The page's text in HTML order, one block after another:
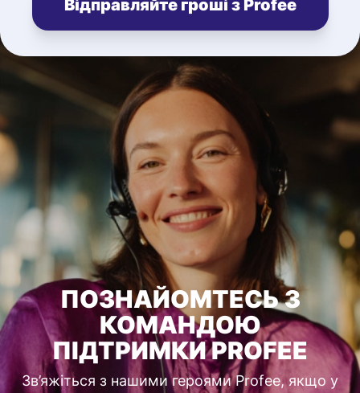
Відправляйте гроші з Profee
ПОЗНАЙОМТЕСЬ З
КОМАНДОЮ
ПІДТРИМКИ PROFEE
Зв’яжіться з нашими героями Profee, якщо у